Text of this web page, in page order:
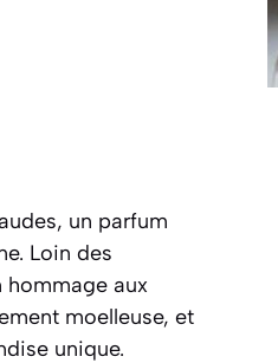
un parfum
Loin des
aux
moelleuse, et
unique.